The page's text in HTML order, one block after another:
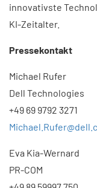
innovativste
KI-Zeitalter.
Pressekontakt
Michael Rufer
Dell Technologies
+49 69 9792 3271
Eva Kia-Wernard
PR-COM